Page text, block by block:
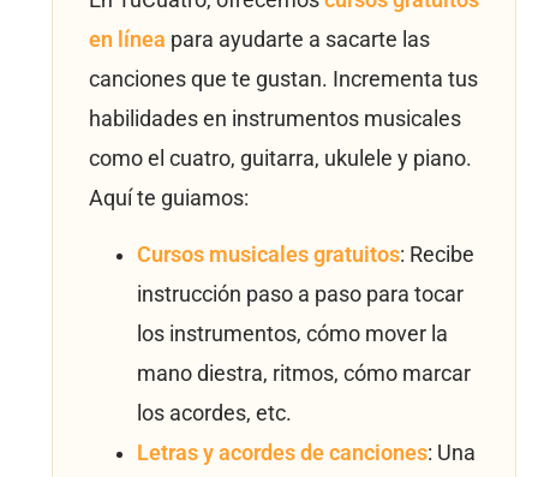
en línea para ayudarte a sacarte las
canciones que te gustan. Incrementa tus
habilidades en instrumentos musicales
como el cuatro, guitarra, ukulele y piano.
Aquí te guiamos:
Cursos musicales gratuitos: Recibe
instrucción paso a paso para tocar
los instrumentos, cómo mover la
mano diestra, ritmos, cómo marcar
los acordes, etc.
Letras y acordes de canciones: Una